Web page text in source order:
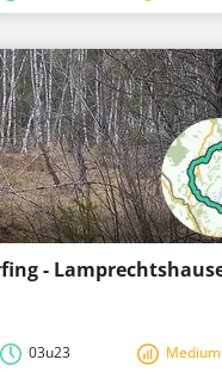
03u23 Medium